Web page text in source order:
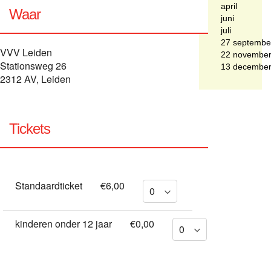
Waar
VVV Leiden
Stationsweg 26
2312 AV, Leiden
Tickets
Standaardticket €6,00
kinderen onder 12 jaar €0,00
april
juni
juli
27
22 november
13 december